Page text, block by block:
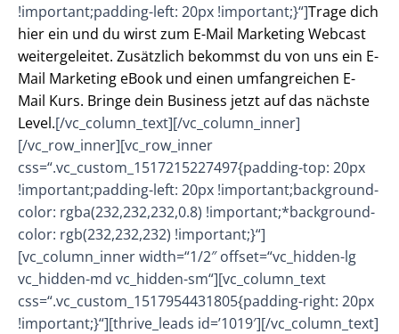
!important;padding-left: 20px !important;}“]Trage dich
hier ein und du wirst zum E-Mail Marketing Webcast
weitergeleitet. Zusätzlich bekommst du von uns ein E-
Mail Marketing eBook und einen umfangreichen E-
Mail Kurs. Bringe dein Business jetzt auf das nächste
Level.[/vc_column_text][/vc_column_inner]
[/vc_row_inner][vc_row_inner
css=“.vc_custom_1517215227497{padding-top: 20px
!important;padding-left: 20px !important;background-
color: rgba(232,232,232,0.8) !important;*background-
color: rgb(232,232,232) !important;}“]
[vc_column_inner width=“1/2″ offset=“vc_hidden-lg
vc_hidden-md vc_hidden-sm“][vc_column_text
css=“.vc_custom_1517954431805{padding-right: 20px
!important;}“][thrive_leads id=’1019′][/vc_column_text]